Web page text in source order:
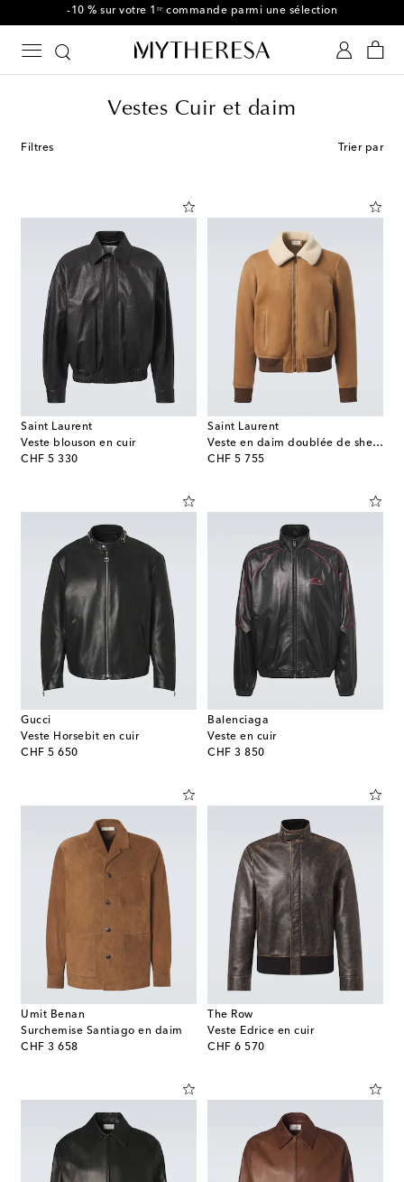
Utilisez le code FIRST10 dès CHF450
Vestes Cuir et daim
Filtres Trier par
Saint Laurent
Veste blouson en cuir
CHF 5 330
original price
Saint Laurent
Veste en daim doublée de shearling
CHF 5 755
original price
Gucci
Veste Horsebit en cuir
CHF 5 650
original price
Balenciaga
Veste en cuir
CHF 3 850
original price
Umit Benan
Surchemise Santiago en daim
CHF 3 658
original price
The Row
Veste Edrice en cuir
CHF 6 570
original price